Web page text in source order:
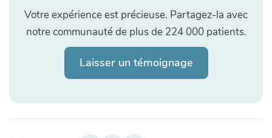
Votre expérience est précieuse. Partagez-la avec
notre communauté de plus de 224 000 patients.
Laisser un témoignage